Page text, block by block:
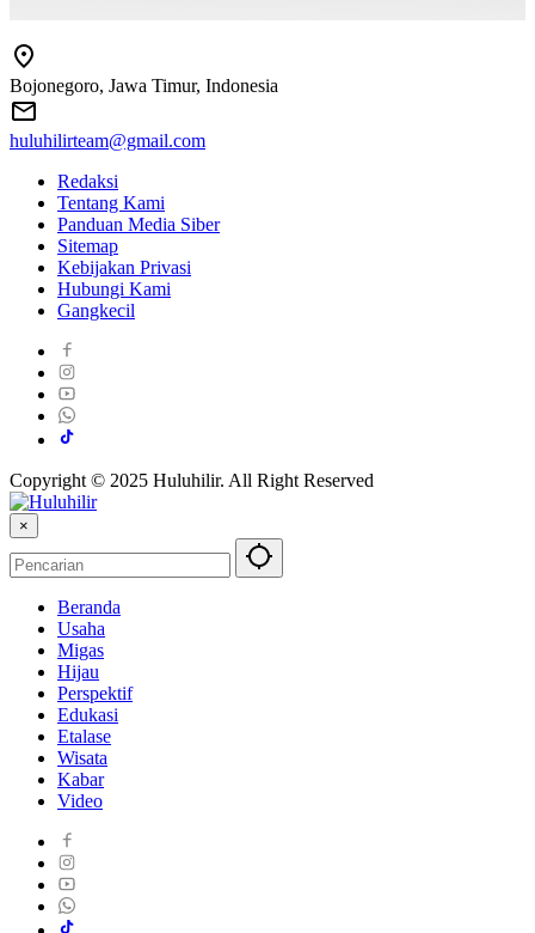
Bojonegoro, Jawa Timur, Indonesia
huluhilirteam@gmail.com
Redaksi
Tentang Kami
Panduan Media Siber
Sitemap
Kebijakan Privasi
Hubungi Kami
Gangkecil
Copyright © 2025 Huluhilir. All Right Reserved
×
Beranda
Usaha
Migas
Hijau
Perspektif
Edukasi
Etalase
Wisata
Kabar
Video